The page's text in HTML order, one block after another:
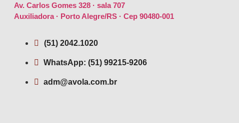
Av. Carlos Gomes 328 · sala 707
Auxiliadora · Porto Alegre/RS · Cep 90480-001
(51) 2042.1020
WhatsApp: (51) 99215-9206
adm@avola.com.br